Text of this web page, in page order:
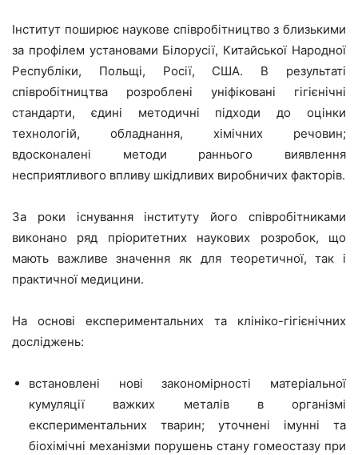
Інститут поширює наукове співробітництво з близькими
за профілем установами Білорусії, Китайської Народної
Республіки, Польщі, Росії, США. В результаті
співробітництва розроблені уніфіковані гігієнічні
стандарти, єдині методичні підходи до оцінки
технологій, обладнання, хімічних речовин;
вдосконалені методи раннього виявлення
несприятливого впливу шкідливих виробничих факторів.
За роки існування інституту його співробітниками
виконано ряд пріоритетних наукових розробок, що
мають важливе значення як для теоретичної, так і
практичної медицини.
На основі експериментальних та клініко-гігієнічних
досліджень:
встановлені нові закономірності матеріальної
кумуляції важких металів в організмі
експериментальних тварин; уточнені імунні та
біохімічні механізми порушень стану гомеостазу при